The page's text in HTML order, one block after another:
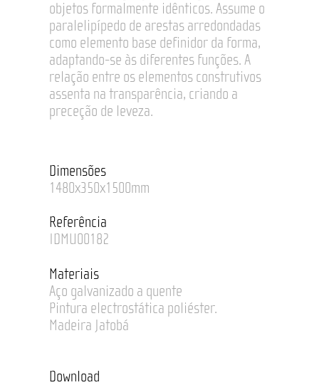
objetos formalmente idênticos. Assume o
paralelipípedo de arestas arredondadas
como elemento base definidor da forma,
adaptando-se às diferentes funções. A
relação entre os elementos construtivos
assenta na transparência, criando a
preceção de leveza.
Dimensões
1480x350x1500mm
Referência
IDMU00182
Materiais
Aço galvanizado a quente
Pintura electrostática poliéster.
Madeira Jatobá
Download